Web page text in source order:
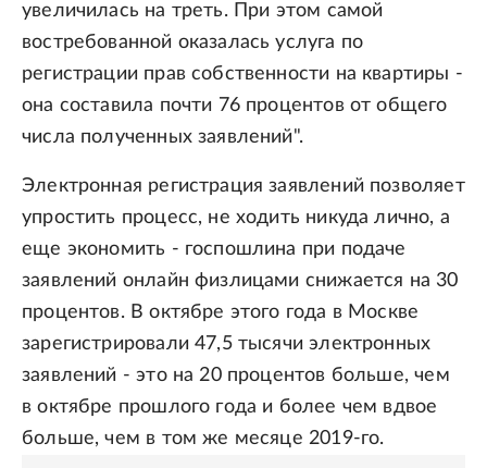
увеличилась на треть. При этом самой
востребованной оказалась услуга по
регистрации прав собственности на квартиры -
она составила почти 76 процентов от общего
числа полученных заявлений".
Электронная регистрация заявлений позволяет
упростить процесс, не ходить никуда лично, а
еще экономить - госпошлина при подаче
заявлений онлайн физлицами снижается на 30
процентов. В октябре этого года в Москве
зарегистрировали 47,5 тысячи электронных
заявлений - это на 20 процентов больше, чем
в октябре прошлого года и более чем вдвое
больше, чем в том же месяце 2019-го.